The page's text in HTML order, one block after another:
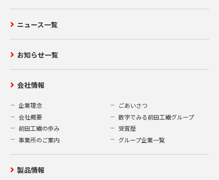
ニュース一覧
お知らせ一覧
会社情報
企業理念
ごあいさつ
会社概要
数字でみる前田工繊グループ
前田工繊の歩み
受賞歴
事業所のご案内
グループ企業一覧
製品情報